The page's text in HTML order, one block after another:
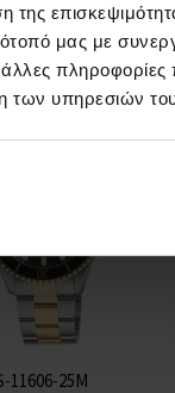
της
μας με
πληροφορίες
των υπηρεσιών
€
11606-25M